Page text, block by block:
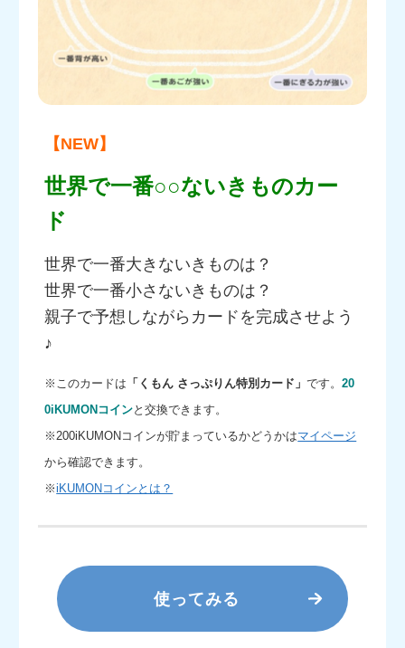
【NEW】
世界で一番○○ないきものカー
ド
世界で一番大きないきものは？
世界で一番小さないきものは？
親子で予想しながらカードを完成させよう
♪
※このカードは 「くもん さっぷりん特別カード」です。20
0iKUMONコインと交換できます。
※200iKUMONコインが貯まっているかどうかはマイページ
から確認できます。
※iKUMONコインとは？
使ってみる